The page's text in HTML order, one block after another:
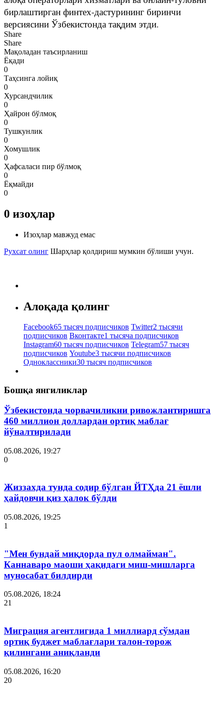
бирлаштирган финтех-дастурининг биринчи
версиясини Ўзбекистонда тақдим этди.
Share
Share
Мақоладан таъсирланиш
Ёқади
0
Таҳсинга лойиқ
0
Хурсандчилик
0
Ҳайрон бўлмоқ
0
Тушкунлик
0
Хомушлик
0
Ҳафсаласи пир бўлмоқ
0
Ёқмайди
0
0 изоҳлар
Изоҳлар мавжуд емас
Рухсат олинг Шарҳлар қолдириш мумкин бўлиши учун.
Алоқада қолинг
Facebook65 тысяч подписчиков Twitter2 тысячи
подписчиков Вконтакте1 тысяча подписчиков
Instagram60 тысяч подписчиков Telegram57 тысяч
подписчиков Youtube3 тысячи подписчиков
Одноклассники30 тысяч подписчиков
Бошқа янгиликлар
Ўзбекистонда чорвачиликни ривожлантиришга
460 миллион доллардан ортиқ маблағ
йўналтирилади
05.08.2026, 19:27
0
Жиззахда тунда содир бўлган ЙТҲда 21 ёшли
ҳайдовчи қиз ҳалок бўлди
05.08.2026, 19:25
1
"Мен бундай миқдорда пул олмайман".
Каннаваро маоши ҳақидаги миш-мишларга
муносабат билдирди
05.08.2026, 18:24
21
Миграция агентлигида 1 миллиард сўмдан
ортиқ буджет маблағлари талон-торож
қилингани аниқланди
05.08.2026, 16:20
20